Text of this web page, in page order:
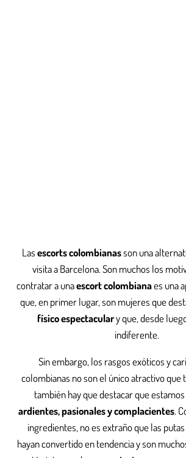
Lasescorts colombianasson una
visita a Barcelona. Son muchos los
contratar a unaescort colombianaes una
que, en primer lugar, son mujeres que
físico espectaculary que, desde
indiferente.
Sin embargo, los rasgos exóticos y
colombianas no son el único atractivo que
también hay que destacar que
ardientes, pasionales y complacientes.
ingredientes, no es extraño que las
hayan convertido en tendencia y son